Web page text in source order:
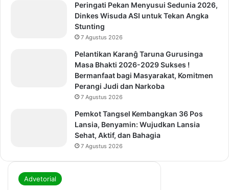
Peringati Pekan Menyusui Sedunia 2026,
Dinkes Wisuda ASI untuk Tekan Angka
Stunting
7 Agustus 2026
Pelantikan Karanĝ Taruna Gurusinga
Masa Bhakti 2026-2029 Sukses !
Bermanfaat bagi Masyarakat, Komitmen
Perangi Judi dan Narkoba
7 Agustus 2026
Pemkot Tangsel Kembangkan 36 Pos
Lansia, Benyamin: Wujudkan Lansia
Sehat, Aktif, dan Bahagia
7 Agustus 2026